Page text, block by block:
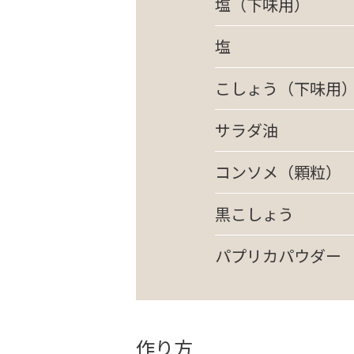
塩
こしょう（下味用
サラダ油
コンソメ（顆粒）
黒こしょう
パプリカパウダー
作り方